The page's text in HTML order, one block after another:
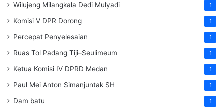
Wilujeng Milangkala Dedi Mulyadi 1
Komisi V DPR Dorong 1
Percepat Penyelesaian 1
Ruas Tol Padang Tiji–Seulimeum 1
Ketua Komisi IV DPRD Medan 1
Paul Mei Anton Simanjuntak SH 1
Dam batu 1